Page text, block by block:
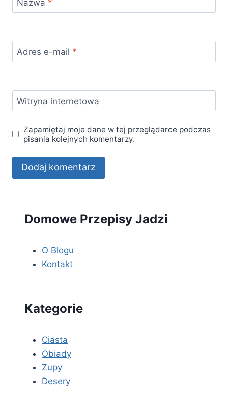
Nazwa *
Adres e-mail *
Witryna internetowa
Zapamiętaj moje dane w tej przeglądarce podczas
pisania kolejnych komentarzy.
Domowe Przepisy Jadzi
O Blogu
Kontakt
Kategorie
Ciasta
Obiady
Zupy
Desery